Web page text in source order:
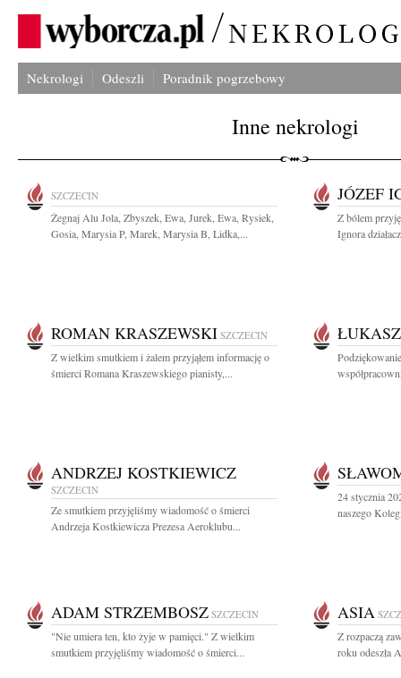
Nekrologi Odeszli Poradnik pogrzebowy
Inne nekrologi
SZCZECIN
Żegnaj Alu Jola, Zbyszek, Ewa, Jurek, Ewa, Rysiek,
Gosia, Marysia P, Marek, Marysia B, Lidka,...
JÓZEF
Z bólem
Ignora
ROMAN KRASZEWSKI SZCZECIN
Z wielkim smutkiem i żalem przyjąłem informację o
śmierci Romana Kraszewskiego pianisty,...
ANDRZEJ KOSTKIEWICZ
SZCZECIN
Ze smutkiem przyjęliśmy wiadomość o śmierci
Andrzeja Kostkiewicza Prezesa Aeroklubu...
24 stycznia
naszego
ADAM STRZEMBOSZ SZCZECIN
"Nie umiera ten, kto żyje w pamięci." Z wielkim
smutkiem przyjęliśmy wiadomość o śmierci...
ASIA
Z rozpaczą
roku odeszła